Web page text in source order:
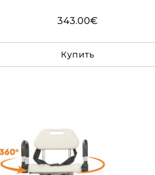
343.00€
Купить